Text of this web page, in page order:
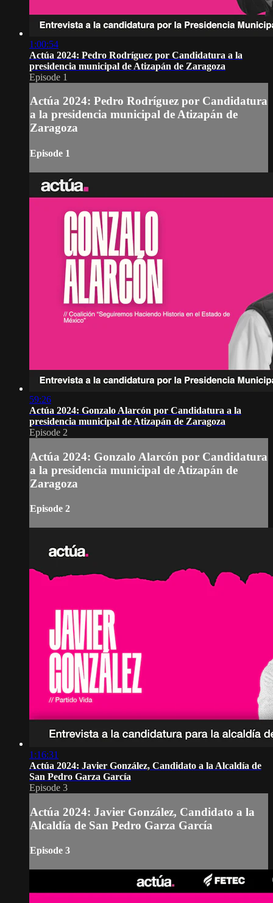
1:00:54
Actúa 2024: Pedro Rodríguez por Candidatura a la
presidencia municipal de Atizapán de Zaragoza
Episode 1
Actúa 2024: Pedro Rodríguez por Candidatura
a la presidencia municipal de Atizapán de
Zaragoza
Episode 1
59:26
Actúa 2024: Gonzalo Alarcón por Candidatura a la
presidencia municipal de Atizapán de Zaragoza
Episode 2
Actúa 2024: Gonzalo Alarcón por Candidatura
a la presidencia municipal de Atizapán de
Zaragoza
Episode 2
1:16:31
Actúa 2024: Javier González, Candidato a la Alcaldía de
San Pedro Garza García
Episode 3
Actúa 2024: Javier González, Candidato a la
Alcaldía de San Pedro Garza García
Episode 3